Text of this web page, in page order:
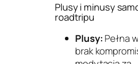
Plusy i minusy
roadtripu
Plusy:Pełna
brak